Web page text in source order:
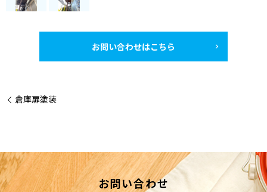
お問い合わせはこちら
倉庫扉塗装
お問い合わせ